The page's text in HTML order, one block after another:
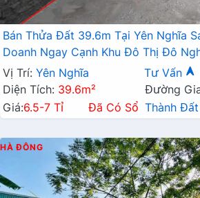
Bán Thửa Đất 39.6m Tại Yên Nghĩa
Doanh Ngay Cạnh Khu Đô Thị Đô
Vị Trí: Yên Nghĩa Tư Vấn
Diện Tích: 39.6m²
Đường
Giá:6.5-7 Tỉ Đã Có Sổ Thành
HÀ ĐÔNG